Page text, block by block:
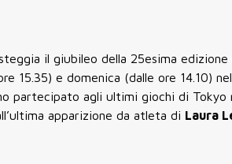
il giubileo della 25esima
e domenica (dalle ore 14.10)
partecipato agli ultimi giochi di
apparizione da atleta di Laura